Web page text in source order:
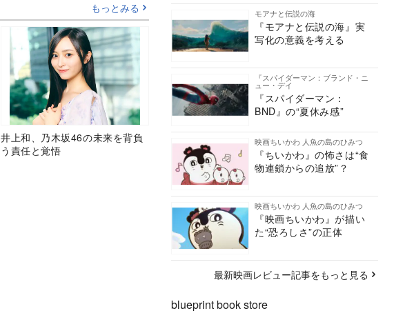
もっとみる
井上和、乃木坂46の未来を背負
う責任と覚悟
モアナと伝説の海
『モアナと伝説の海』実
写化の意義を考える
『スパイダーマン：ブランド・ニ
ュー・デイ
『スパイダーマン：
BND』の“夏休み感”
映画ちいかわ 人魚の島のひみつ
『ちいかわ』の怖さは“食
物連鎖からの追放”？
映画ちいかわ 人魚の島のひみつ
『映画ちいかわ』が描い
た“恐ろしさ”の正体
最新映画レビュー記事をもっと見る
blueprint book store